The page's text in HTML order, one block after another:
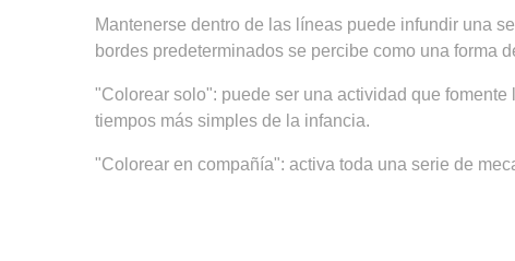
Mantenerse dentro de las líneas puede infundir una
bordes predeterminados se percibe como una forma
"Colorear solo": puede ser una actividad que
tiempos más simples de la infancia.
"Colorear en compañía": activa toda una serie de